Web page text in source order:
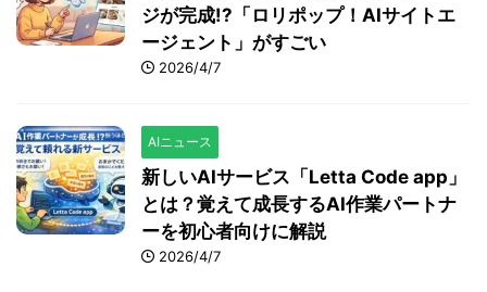
ジが完成!?「ロリポップ！AIサイトエ
ージェント」がすごい
2026/4/7
AIニュース
新しいAIサービス「Letta Code app」
とは？覚えて成長するAI作業パートナ
ーを初心者向けに解説
2026/4/7